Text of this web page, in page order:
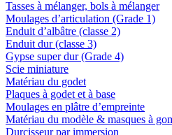
Tasses à mélanger, bols à mélanger
Moulages d’articulation (Grade 1)
Enduit d’albâtre (classe 2)
Enduit dur (classe 3)
Gypse super dur (Grade 4)
Scie miniature
Matériau du godet
Plaques à godet et à base
Moulages en plâtre d’empreinte
Matériau du modèle & masques à
Durcisseur par immersion